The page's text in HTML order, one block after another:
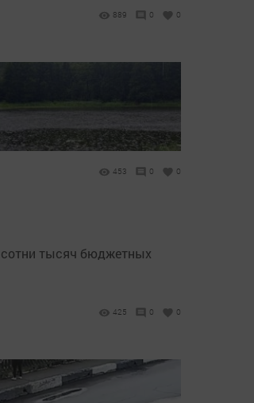
889 0 0
453 0 0
тысяч бюджетных
425 0 0